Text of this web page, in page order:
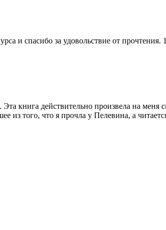
и спасибо за удовольствие от прочтения.
книга действительно произвела на меня
того, что я прочла у Пелевина, а